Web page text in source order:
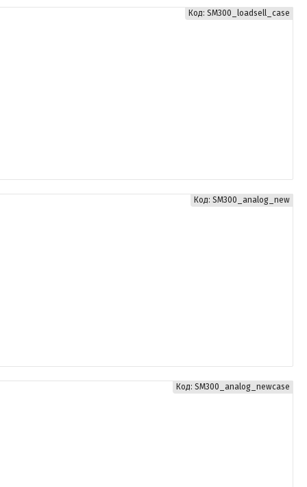
SM300_loadsell_case
SM300_analog_new
SM300_analog_newcase